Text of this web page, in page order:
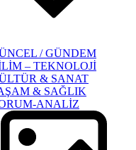
/ GÜNDEM
– TEKNOLOJİ
& SANAT
& SAĞLIK
ANALİZ